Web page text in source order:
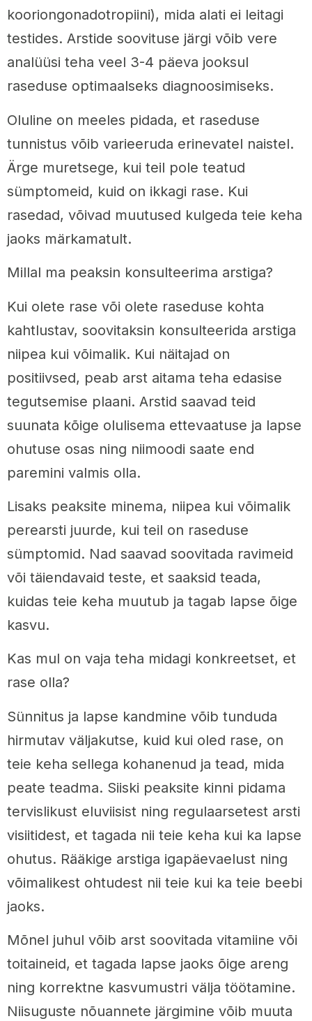
kooriongonadotropiini), mida alati ei leitagi
testides. Arstide soovituse järgi võib vere
analüüsi teha veel 3-4 päeva jooksul
raseduse optimaalseks diagnoosimiseks.
Oluline on meeles pidada, et raseduse
tunnistus võib varieeruda erinevatel naistel.
Ärge muretsege, kui teil pole teatud
sümptomeid, kuid on ikkagi rase. Kui
rasedad, võivad muutused kulgeda teie keha
jaoks märkamatult.
Millal ma peaksin konsulteerima arstiga?
Kui olete rase või olete raseduse kohta
kahtlustav, soovitaksin konsulteerida arstiga
niipea kui võimalik. Kui näitajad on
positiivsed, peab arst aitama teha edasise
tegutsemise plaani. Arstid saavad teid
suunata kõige olulisema ettevaatuse ja lapse
ohutuse osas ning niimoodi saate end
paremini valmis olla.
Lisaks peaksite minema, niipea kui võimalik
perearsti juurde, kui teil on raseduse
sümptomid. Nad saavad soovitada ravimeid
või täiendavaid teste, et saaksid teada,
kuidas teie keha muutub ja tagab lapse õige
kasvu.
Kas mul on vaja teha midagi konkreetset, et
rase olla?
Sünnitus ja lapse kandmine võib tunduda
hirmutav väljakutse, kuid kui oled rase, on
teie keha sellega kohanenud ja tead, mida
peate teadma. Siiski peaksite kinni pidama
tervislikust eluviisist ning regulaarsetest arsti
visiitidest, et tagada nii teie keha kui ka lapse
ohutus. Rääkige arstiga igapäevaelust ning
võimalikest ohtudest nii teie kui ka teie beebi
jaoks.
Mõnel juhul võib arst soovitada vitamiine või
toitaineid, et tagada lapse jaoks õige areng
ning korrektne kasvumustri välja töötamine.
Niisuguste nõuannete järgimine võib muuta